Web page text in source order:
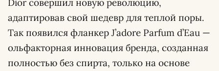
Dior совершил новую революцию,
адаптировав свой шедевр для теплой поры.
Так появился фланкер J’adore Parfum d’Eau —
ольфакторная инновация бренда, созданная
полностью без спирта, только на основе